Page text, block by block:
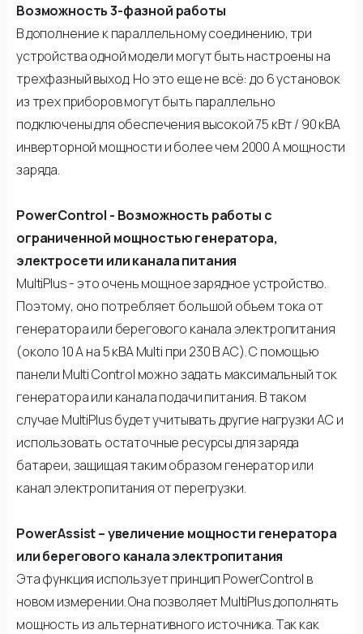
Возможность 3-фазной работы
В дополнение к параллельному соединению, три
устройства одной модели могут быть настроены на
трехфазный выход. Но это еще не всё: до 6 установок
из трех приборов могут быть параллельно
подключены для обеспечения высокой 75 кВт / 90 кВА
инверторной мощности и более чем 2000 А мощности
заряда.
PowerControl - Возможность работы с
ограниченной мощностью генератора,
электросети или канала питания
MultiPlus - это очень мощное зарядное устройство.
Поэтому, оно потребляет большой объем тока от
генератора или берегового канала электропитания
(около 10 А на 5 кВА Multi при 230 В AC). С помощью
панели Multi Control можно задать максимальный ток
генератора или канала подачи питания. В таком
случае MultiPlus будет учитывать другие нагрузки AC и
использовать остаточные ресурсы для заряда
батареи, защищая таким образом генератор или
канал электропитания от перегрузки.
PowerAssist – увеличение мощности генератора
или берегового канала электропитания
Эта функция использует принцип PowerControl в
новом измерении. Она позволяет MultiPlus дополнять
мощность из альтернативного источника. Так как